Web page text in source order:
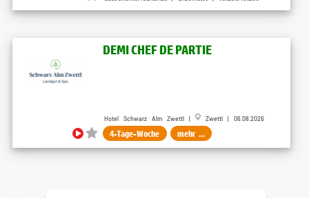
DEMI CHEF DE PARTIE
Hotel Schwarz Alm Zwettl | Zwettl | 06.08.2026
4-Tage-Woche mehr ...